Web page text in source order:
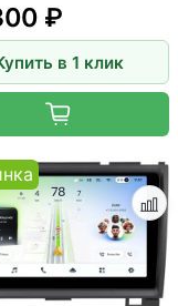
₽
в 1 клик